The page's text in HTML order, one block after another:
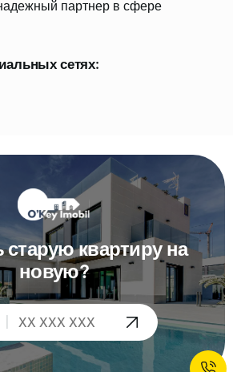
партнер в сфере
сетях:
квартиру на
новую?